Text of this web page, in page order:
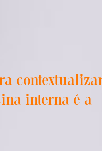
interna é a